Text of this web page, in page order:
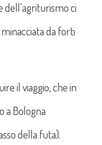
dell’agriturismo ci
da forti
il viaggio, che in
a Bologna
della futa).